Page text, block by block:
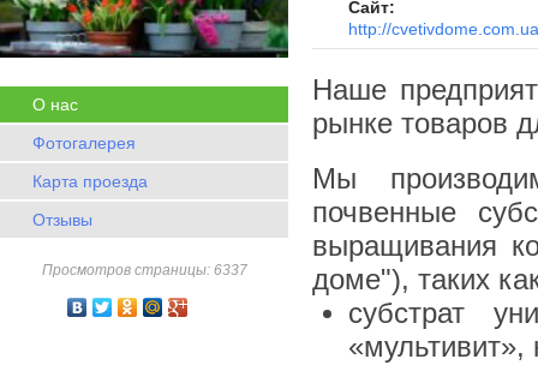
Сайт:
http://
Наше
рынке товаров
Мы
почвенные
выращивания
доме"), таких
субстрат
«мультивит»,
О нас
Фотогалерея
Карта проезда
Отзывы
Просмотров страницы: 6337